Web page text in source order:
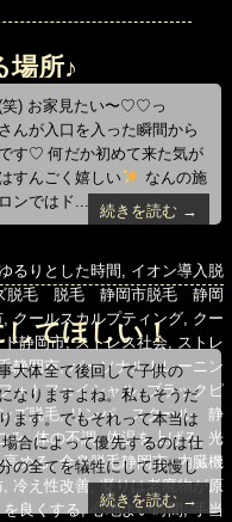
場所♪
笑) お家見たい〜♡♡っ
んが入口を入った瞬間から
す♡ 何だか初めて来た気が
すんごく嬉しい
なんの施
ンではド...
続きを読む →
るりとした時間
イオン導入脱
脱毛 脱毛 静岡市脱毛 静岡
,クールスカルプティング クー
ド静岡市,ストレス社会
ストレ
静岡市,パーソナルトレーニン
フォトフェイシャル ,ブラックピ
ズ脱毛,リンパ スクール 静
み,体の不調,体温を上げる, 光
高める,全身脱毛静岡市,内臓機
冷え性改善,凝りは老廃物が原
良くする 心地よい時間 ,手当
してほしい！
大体全て後回しで子供の
なりますよね。私もそうだ
ます。でもそれって本当は
合によって優先するのは仕
の全てを犠牲にして我慢し
続きを読む →